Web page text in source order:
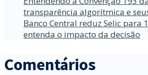
transparência algorítmica e
Banco Central reduz Selic para
entenda o impacto da decisão
Comentários